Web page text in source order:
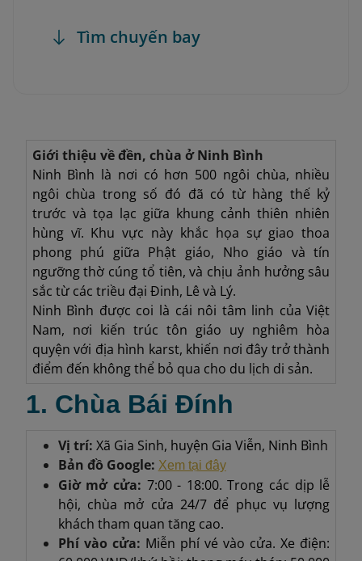
Tìm chuyến bay
Giới thiệu về đền, chùa ở Ninh Bình
Ninh Bình là nơi có hơn 500 ngôi chùa, nhiều
ngôi chùa trong số đó đã có từ hàng thế kỷ
trước và tọa lạc giữa khung cảnh thiên nhiên
hùng vĩ. Khu vực này khắc họa sự giao thoa
phong phú giữa Phật giáo, Nho giáo và tín
ngưỡng thờ cúng tổ tiên, và chịu ảnh hưởng sâu
sắc từ các triều đại Đinh, Lê và Lý.
Ninh Bình được coi là cái nôi tâm linh của Việt
Nam, nơi kiến trúc tôn giáo uy nghiêm hòa
quyện với địa hình karst, khiến nơi đây trở thành
điểm đến không thể bỏ qua cho du lịch di sản.
1. Chùa Bái Đính
Vị trí: Xã Gia Sinh, huyện Gia Viễn, Ninh Bình
Bản đồ Google: Xem tại đây
Giờ mở cửa: 7:00 - 18:00. Trong các dịp lễ
hội, chùa mở cửa 24/7 để phục vụ lượng
khách tham quan tăng cao.
Phí vào cửa: Miễn phí vé vào cửa. Xe điện: